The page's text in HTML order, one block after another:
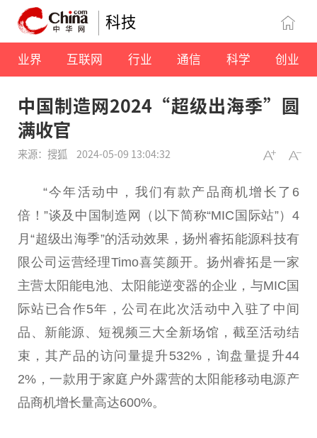
科技
业界 互联网 行业 通信 科学 创业
中国制造网2024“超级出海季”圆
满收官
来源：搜狐 2024-05-09 13:04:32
“今年活动中，我们有款产品商机增长了6
倍！”谈及中国制造网（以下简称“MIC国际站”）4
月“超级出海季”的活动效果，扬州睿拓能源科技有
限公司运营经理Timo喜笑颜开。扬州睿拓是一家
主营太阳能电池、太阳能逆变器的企业，与MIC国
际站已合作5年，公司在此次活动中入驻了中间
品、新能源、短视频三大全新场馆，截至活动结
束，其产品的访问量提升532%，询盘量提升44
2%，一款用于家庭户外露营的太阳能移动电源产
品商机增长量高达600%。